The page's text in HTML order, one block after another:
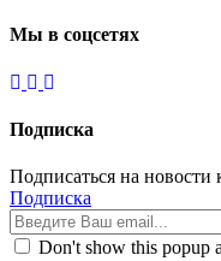
Мы в соцсетях
Подписка
Подписаться на новости
Подписка
Don't show this popup